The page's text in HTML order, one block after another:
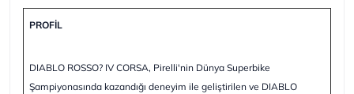
PROFİL
DIABLO ROSSO? IV CORSA, Pirelli'nin Dünya Superbike
Şampiyonasında kazandığı deneyim ile geliştirilen ve DIABLO